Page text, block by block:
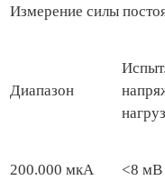
Измерение силы
Диапазон
Испыт.
200.000 мкА <8 мВ